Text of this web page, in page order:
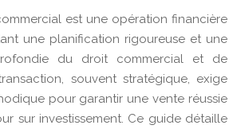
est une opération financière
une planification rigoureuse et une
du droit commercial et de
souvent stratégique, exige
pour garantir une vente réussie
sur investissement. Ce guide détaille